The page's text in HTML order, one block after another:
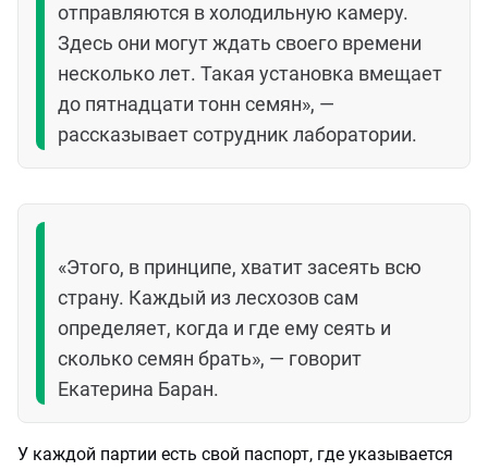
отправляются в холодильную камеру.
Здесь они могут ждать своего времени
несколько лет. Такая установка вмещает
до пятнадцати тонн семян», —
рассказывает сотрудник лаборатории.
«Этого, в принципе, хватит засеять всю
страну. Каждый из лесхозов сам
определяет, когда и где ему сеять и
сколько семян брать», — говорит
Екатерина Баран.
У каждой партии есть свой паспорт, где указывается